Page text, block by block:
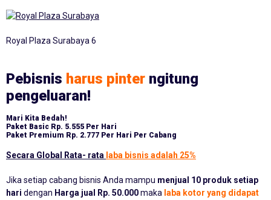
Royal Plaza Surabaya 6
Pebisnis harus pinter ngitung
pengeluaran!
Mari Kita Bedah!
Paket Basic Rp. 5.555 Per Hari
Paket Premium Rp. 2.777 Per Hari Per Cabang
Secara Global Rata- rata laba bisnis adalah 25%
Jika setiap cabang bisnis Anda mampu menjual 10 produk setiap
hari dengan Harga jual Rp. 50.000maka laba kotor yang didapat